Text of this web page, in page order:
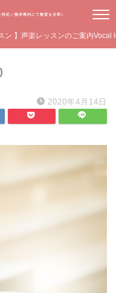
応／熊本県内にて教室を主宰）
ン 】声楽レッスンのご案内Vocal
2020年4月14日